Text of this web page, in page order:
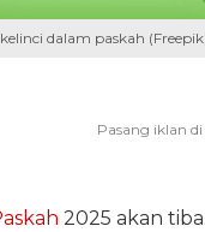
dalam paskah
2025 akan